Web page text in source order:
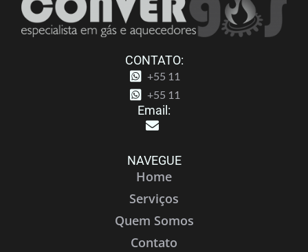
CONTATO:
+55 11
+55 11
Email:
NAVEGUE
Home
Serviços
Quem Somos
Contato